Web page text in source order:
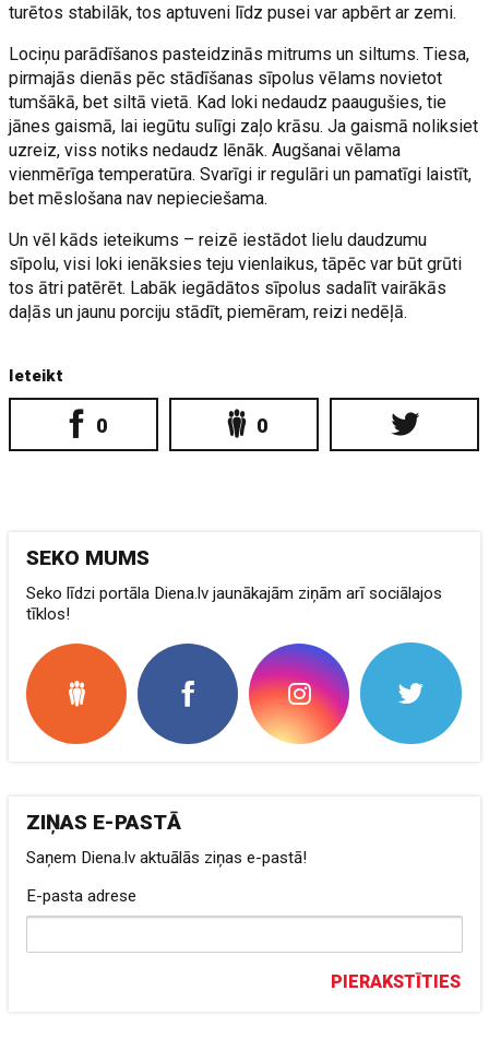
turētos stabilāk, tos aptuveni līdz pusei var apbērt ar zemi.
Lociņu parādīšanos pasteidzinās mitrums un siltums. Tiesa,
pirmajās dienās pēc stādīšanas sīpolus vēlams novietot
tumšākā, bet siltā vietā. Kad loki nedaudz paaugušies, tie
jānes gaismā, lai iegūtu sulīgi zaļo krāsu. Ja gaismā noliksiet
uzreiz, viss notiks nedaudz lēnāk. Augšanai vēlama
vienmērīga temperatūra. Svarīgi ir regulāri un pamatīgi laistīt,
bet mēslošana nav nepieciešama.
Un vēl kāds ieteikums – reizē iestādot lielu daudzumu
sīpolu, visi loki ienāksies teju vienlaikus, tāpēc var būt grūti
tos ātri patērēt. Labāk iegādātos sīpolus sadalīt vairākās
daļās un jaunu porciju stādīt, piemēram, reizi nedēļā.
Ieteikt
0 0
SEKO MUMS
Seko līdzi portāla Diena.lv jaunākajām ziņām arī sociālajos
tīklos!
ZIŅAS E-PASTĀ
Saņem Diena.lv aktuālās ziņas e-pastā!
E-pasta adrese
PIERAKSTĪTIES